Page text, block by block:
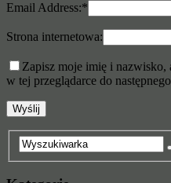
Email Address:*
Strona internetowa:
Zapisz moje imię i nazwisko,
w tej przeglądarce do